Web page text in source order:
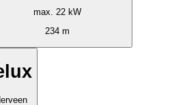
max. 22 kW
234 m